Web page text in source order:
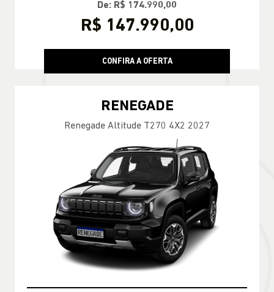
De: R$ 174.990,00
R$ 147.990,00
CONFIRA A OFERTA
RENEGADE
Renegade Altitude T270 4X2 2027